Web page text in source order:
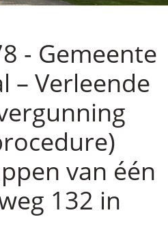
- Gemeente
– Verleende
van één
132 in